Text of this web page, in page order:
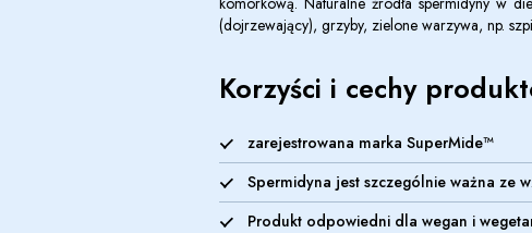
(dojrzewający), grzyby, zielone warzywa, np.
Korzyści i cechy
zarejestrowana marka SuperMide™
Spermidyna jest szczególnie ważna ze
Produkt odpowiedni dla wegan i